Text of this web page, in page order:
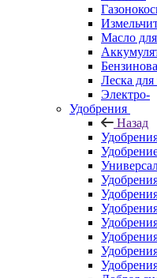
Масло
Леска
Электро-
Удобрения
Назад